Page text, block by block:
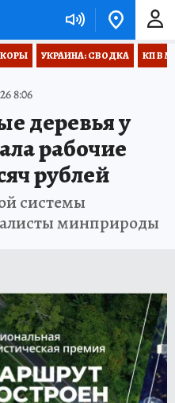
УКРАИНА: СВОДКА КП В
8:06
деревья у
рабочие
рублей
системы
минприроды